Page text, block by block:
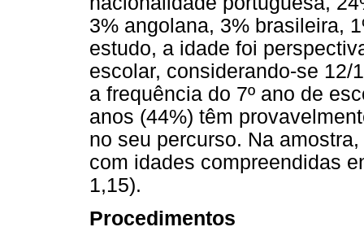
3% angolana, 3% brasileira,
estudo, a idade foi
escolar, considerando-se 12/
a frequência do 7º ano de
anos (44%) têm
no seu percurso. Na
com idades compreendidas
1,15).
Procedimentos